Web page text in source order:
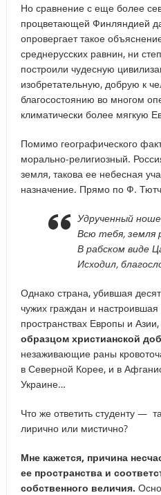
Но сравнение с еще более
процветающей Финляндией
опровергает такое
среднерусских равнин, ни
построили чудесную
изобретательную, добрую к
благосостоянию во многом
климатически более мягкую
Помимо географического
морально-религиозный.
земля, такова ее небесная
назначение. Прямо по Ф.
Удрученный
Всю тебя, земля
В рабском виде
Исходил,
Однако страна, убившая
чужих граждан и
пространствах Европы и Азии,
образцом христианской
незаживающие раны
в Северной Корее, и в
Украине…
Что же ответить студенту —
лирично или мистично?
Мне кажется, причина
ее пространства и
собственного величия.